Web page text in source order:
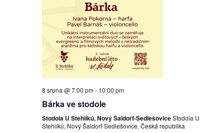
8 srpna @ 7:00 pm- 10:00 pm
Bárka ve stodole
Stodola U Stehlíků, Nový Šaldorf-SedlešoviceStodola U
Stehlíků, Nový Šaldorf-Sedlešovice, Česká republika